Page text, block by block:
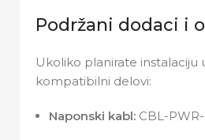
Podržani dodaci i
Ukoliko planirate instalaciju
kompatibilni delovi:
Naponski kabl: CBL-